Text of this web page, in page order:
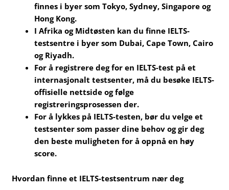
finnes i byer som Tokyo, Sydney, Singapore og
Hong Kong.
I Afrika og Midtøsten kan du finne IELTS-
testsentre i byer som Dubai, Cape Town, Cairo
og Riyadh.
For å registrere deg for en IELTS-test på et
internasjonalt testsenter, må du besøke IELTS-
offisielle nettside og følge
registreringsprosessen der.
For å lykkes på IELTS-testen, bør du velge et
testsenter som passer dine behov og gir deg
den beste muligheten for å oppnå en høy
score.
Hvordan finne et IELTS-testsentrum nær deg